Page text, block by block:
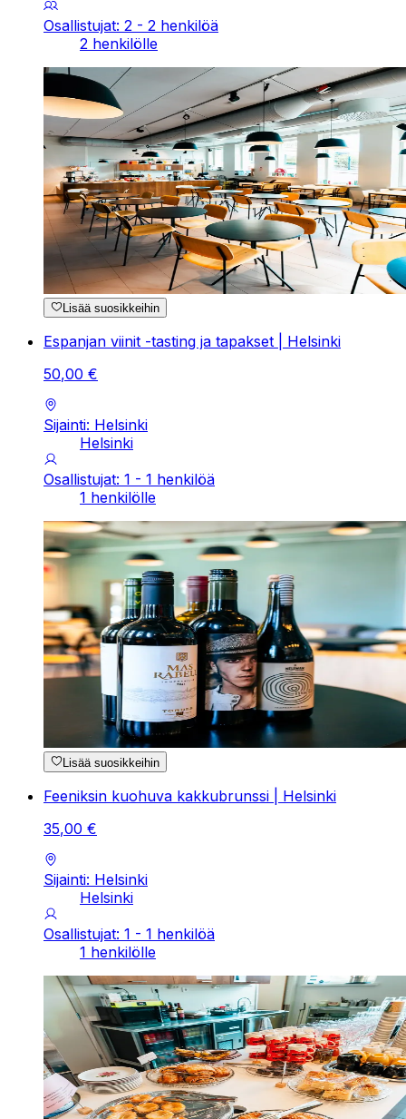
Osallistujat: 2 - 2 henkilöä
2 henkilölle
Lisää suosikkeihin
Espanjan viinit -tasting ja tapakset | Helsinki
50,00 €
Sijainti: Helsinki
Helsinki
Osallistujat: 1 - 1 henkilöä
1 henkilölle
Lisää suosikkeihin
Feeniksin kuohuva kakkubrunssi | Helsinki
35,00 €
Sijainti: Helsinki
Helsinki
Osallistujat: 1 - 1 henkilöä
1 henkilölle